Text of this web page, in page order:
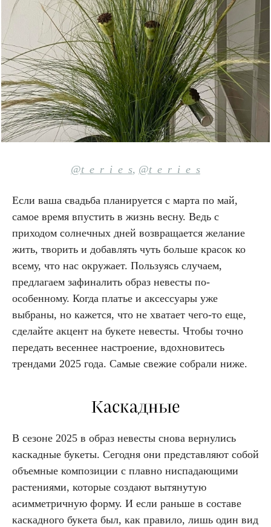
@t_e_r_i_e_s, @t_e_r_i_e_s
Если ваша свадьба планируется с марта по май,
самое время впустить в жизнь весну. Ведь с
приходом солнечных дней возвращается желание
жить, творить и добавлять чуть больше красок ко
всему, что нас окружает. Пользуясь случаем,
предлагаем зафиналить образ невесты по-
особенному. Когда платье и аксессуары уже
выбраны, но кажется, что не хватает чего-то еще,
сделайте акцент на букете невесты. Чтобы точно
передать весеннее настроение, вдохновитесь
трендами 2025 года. Самые свежие собрали ниже.
Каскадные
В сезоне 2025 в образ невесты снова вернулись
каскадные букеты. Сегодня они представляют собой
объемные композиции с плавно ниспадающими
растениями, которые создают вытянутую
асимметричную форму. И если раньше в составе
каскадного букета был, как правило, лишь один вид